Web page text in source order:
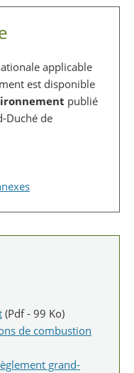
applicable
est disponible
publié
Duché de
(Pdf - 99 Ko)
de combustion
grand-